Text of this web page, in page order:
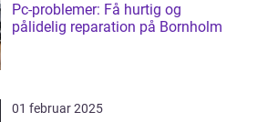
Pc-problemer: Få hurtig og
pålidelig reparation på Bornholm
01 februar 2025